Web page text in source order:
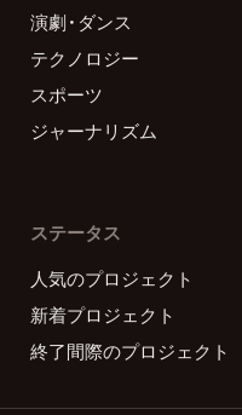
演劇・ダンス
テクノロジー
スポーツ
ジャーナリズム
ステータス
人気のプロジェクト
新着プロジェクト
終了間際のプロジェクト